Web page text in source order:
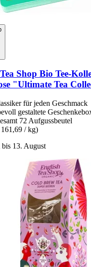
Shop Bio Tee-​
"Ultimate Tea
für jeden Geschmack
gestaltete
72 Aufgussbeutel
/ kg)
13. August